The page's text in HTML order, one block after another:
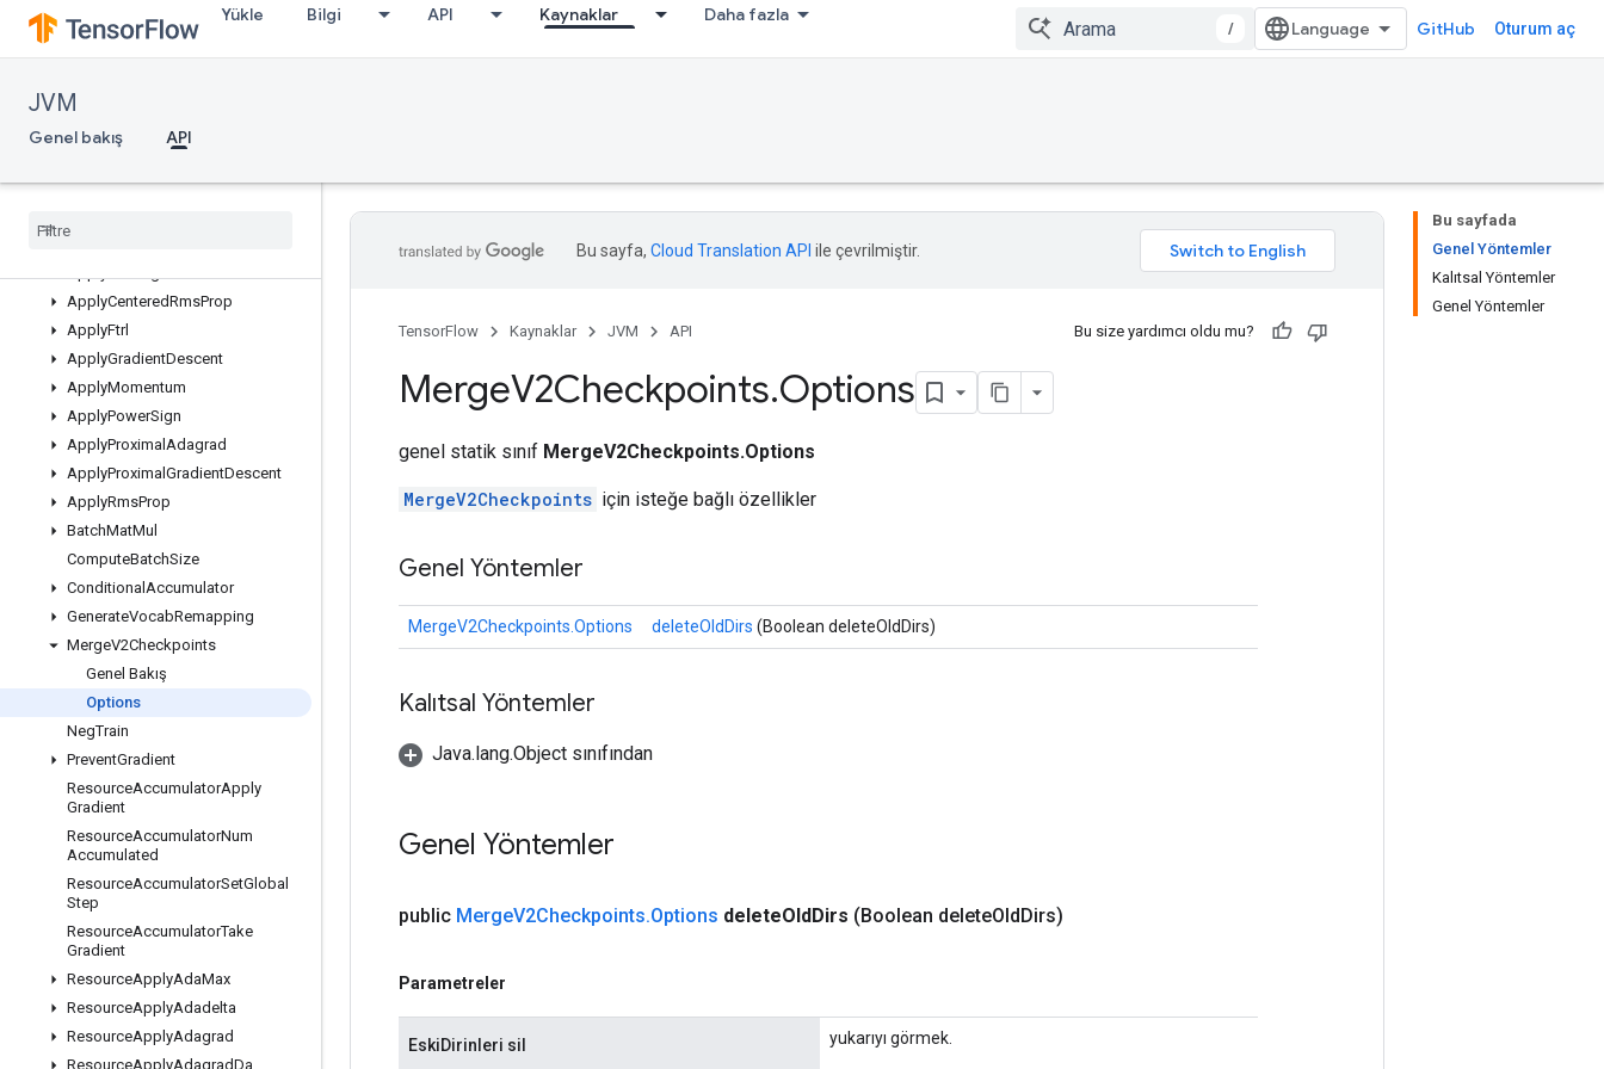
Yükle Bilgi API Kaynaklar Daha fazla
/ GitHub Oturum aç
JVM
Genel bakış API
AccumulatorNumAccumulated
AccumulatorSetGlobalStep
ApplyAdaMax
ApplyAdadelta
ApplyAdagradDa
ApplyCenteredRmsProp
ApplyFtrl
ApplyGradientDescent
ApplyMomentum
ApplyPowerSign
ApplyProximal Adagrad
ApplyProximal GradientDescent
ApplyRmsProp
BatchMatMul
ComputeBatchSize
Conditional Accumulator
GenerateVocabRemapping
MergeV2Checkpoints
Genel Bakış
Options
NegTrain
PreventGradient
ResourceAccumulatorApply
Gradient
ResourceAccumulatorNum
Accumulated
ResourceAccumulatorSetGlobal
Step
ResourceAccumulatorTake
Gradient
ResourceApplyAdaMax
ResourceApplyAdadelta
ResourceApplyAdagrad
ResourceApplyAdagradDa
Bu sayfada
Genel Yöntemler
Kalıtsal Yöntemler
Genel Yöntemler
Bu sayfa, Cloud Translation API ile çevrilmiştir.
TensorFlow Kaynaklar JVM API Bu size yardımcı oldu mu?
MergeV2Checkpoints.Options
genel statik sınıf MergeV2Checkpoints.Options
MergeV2Checkpoints için isteğe bağlı özellikler
Genel Yöntemler
MergeV2Checkpoints.Options deleteOldDirs (Boolean deleteOldDirs)
Kalıtsal Yöntemler
Java.lang.Object sınıfından
Genel Yöntemler
public MergeV2Checkpoints.Options deleteOldDirs (Boolean deleteOldDirs)
Parametreler
EskiDirinleri sil yukarıyı görmek.